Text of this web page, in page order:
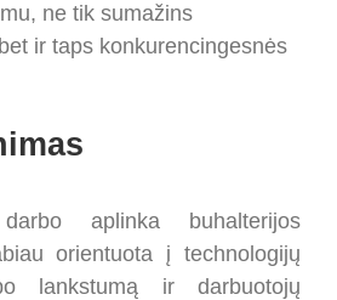
ne tik sumažins
ir taps konkurencingesnės
aplinka buhalterijos
orientuota į technologijų
lankstumą ir darbuotojų